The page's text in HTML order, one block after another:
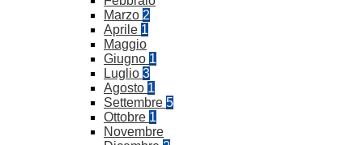
Marzo 2
Aprile 1
Maggio
Giugno 1
Luglio 3
Agosto 1
Settembre 5
Ottobre 1
Novembre